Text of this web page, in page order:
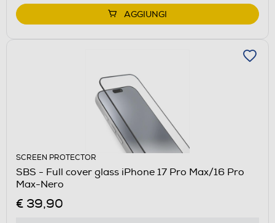
AGGIUNGI
SCREEN PROTECTOR
SBS - Full cover glass iPhone 17 Pro Max/16 Pro
Max-Nero
€ 39,90